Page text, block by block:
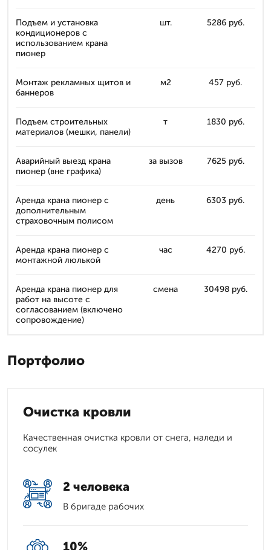
Подъем и установка
кондиционеров с
использованием крана
пионер
шт. 5286 руб.
Монтаж рекламных щитов и
баннеров
м2 457 руб.
Подъем строительных
материалов (мешки, панели)
т 1830 руб.
Аварийный выезд крана
пионер (вне графика)
за вызов 7625 руб.
Аренда крана пионер с
дополнительным
страховочным полисом
день 6303 руб.
Аренда крана пионер с
монтажной люлькой
час 4270 руб.
Аренда крана пионер для
работ на высоте с
согласованием (включено
сопровождение)
смена 30498 руб.
Портфолио
Очистка кровли
Качественная очистка кровли от снега, наледи и
сосулек
2 человека
В бригаде рабочих
10%